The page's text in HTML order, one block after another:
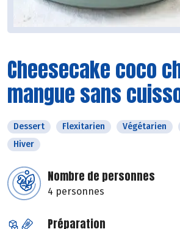
Cheesecake coco
mangue sans
Dessert Flexitarien Végétarien
Hiver
Nombre de personnes
4 personnes
Préparation